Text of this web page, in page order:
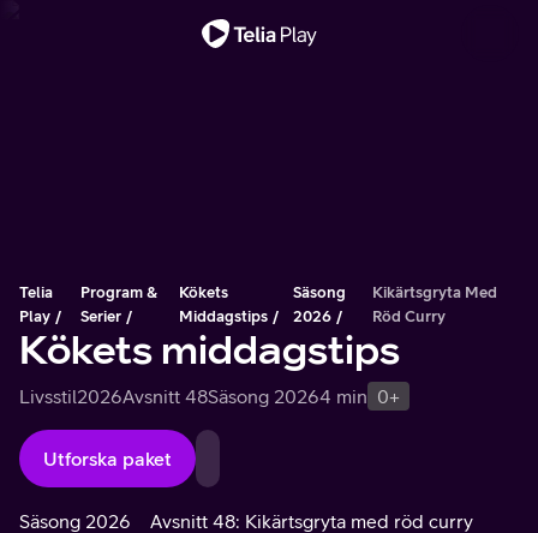
Telia
Play
Program &
Serier
Kökets
Middagstips
Säsong
2026
Kikärtsgryta Med
Röd Curry
Kökets middagstips
Livsstil2026Avsnitt 48Säsong 20264 min 0+
Utforska paket
Säsong 2026 Avsnitt 48: Kikärtsgryta med röd curry